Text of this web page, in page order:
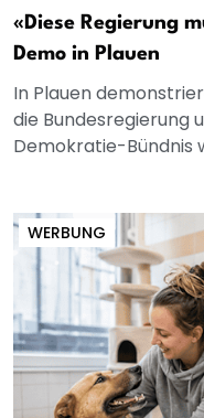
«Diese Regierung
Demo in Plauen
In Plauen
die Bundesregierung
Demokratie-Bündnis
WERBUNG